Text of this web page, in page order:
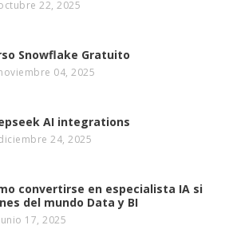
22, 2025
Snowflake Gratuito
04, 2025
AI integrations
24, 2025
convertirse en especialista IA si
del mundo Data y BI
17, 2025